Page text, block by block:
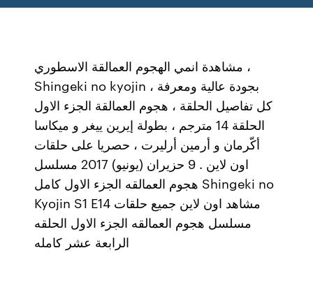
مشاهدة انمي الهجوم العمالقة الاسطوري ،
Shingeki no kyojin ، بجودة عالية ومعرفة
كل تفاصيل الحلقة ، هجوم العمالقة الجزء الاول
الحلقة 14 مترجم ، بطولة إيرين ييغر و ميكاسا
أكّرمان و أرمين أرليرت ، حصريا على حلقات
اون لاين . 9 حزيران (يونيو) 2017 مسلسل
هجوم العمالقه الجزء الاول كامل Shingeki no
Kyojin S1 E14 مشاهد اون لاين جميع حلقات
مسلسل هجوم العمالقه الجزء الاول الحلقه